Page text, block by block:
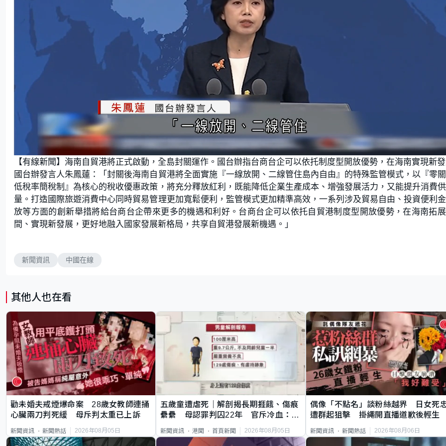
n
m
u
t
e
L
a
d
d
:
5
2
1
7
%
【有線新聞】海南自貿港將正式啟動，全島封關運作。國台辦指台商台企可以依托制度型開放優勢，在海南實現新
國台辦發言人朱鳳蓮：「封關後海南自貿港將全面實施『一線放開、二線管住島內自由』的特殊監管模式，以『零
低稅率簡稅制』為核心的稅收優惠政策，將充分釋放紅利，既能降低企業生產成本、增強發展活力，又能提升消費
量。打造國際旅遊消費中心同時貿易管理更加寬鬆便利，監管模式更加精準高效，一系列涉及貿易自由、投資便利
放等方面的創新舉措將給台商台企帶來更多的機遇和利好。台商台企可以依托自貿港制度型開放優勢，在海南拓
間、實現新發展，更好地融入國家發展新格局，共享自貿港發展新機遇。」
新聞資訊 中國在線
其他人也在看
勸未婚夫戒煙爆命案 28歲女教師連捅
心臟兩刀判死緩 母斥判太重已上訴
新聞資訊 新聞熱話 2026年08月05日
五歲童遭虐死｜解剖揭長期捱餓、傷痕
纍纍 母認罪判囚22年 官斥冷血：同
新聞資訊 港聞 首頁新聞 2026年08月05日
偶像「不點名」談粉絲越界 日女死
遭群起狙擊 掛繩開直播道歉後輕生
新聞資訊 新聞熱話 2026年08月06日